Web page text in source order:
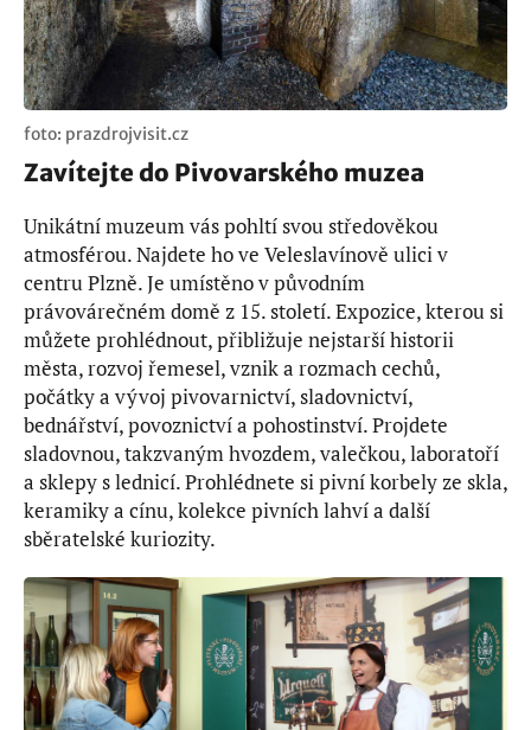
foto: prazdrojvisit.cz
Zavítejte do Pivovarského muzea
Unikátní muzeum vás pohltí svou středověkou
atmosférou. Najdete ho ve Veleslavínově ulici v
centru Plzně. Je umístěno v původním
právovárečném domě z 15. století. Expozice, kterou si
můžete prohlédnout, přibližuje nejstarší historii
města, rozvoj řemesel, vznik a rozmach cechů,
počátky a vývoj pivovarnictví, sladovnictví,
bednářství, povoznictví a pohostinství. Projdete
sladovnou, takzvaným hvozdem, valečkou, laboratoří
a sklepy s lednicí. Prohlédnete si pivní korbely ze skla,
keramiky a cínu, kolekce pivních lahví a další
sběratelské kuriozity.